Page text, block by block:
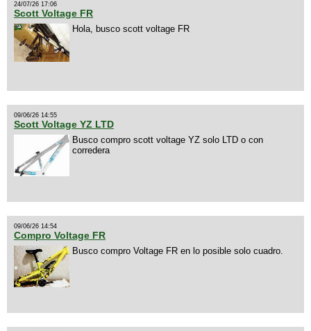
24/07/26 17:06
Scott Voltage FR
Hola, busco scott voltage FR
09/06/26 14:55
Scott Voltage YZ LTD
Busco compro scott voltage YZ solo LTD o con
corredera
09/06/26 14:54
Compro Voltage FR
Busco compro Voltage FR en lo posible solo cuadro.